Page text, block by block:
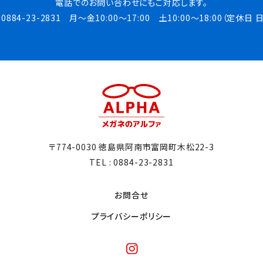
電話でのお問い合わせにもご対応します。
23-2831
月～金10:00～17:00 土10:00～18:00（定休日 日
〒774-0030 徳島県阿南市富岡町木松22-3
TEL : 0884-23-2831
お問合せ
プライバシーポリシー